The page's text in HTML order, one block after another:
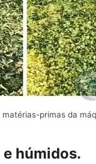
matérias-primas da
húmidos.